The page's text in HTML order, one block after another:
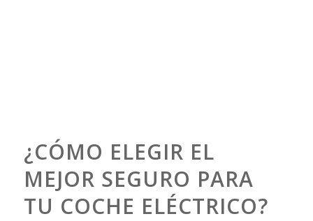
¿CÓMO ELEGIR EL
MEJOR SEGURO PARA
TU COCHE ELÉCTRICO?